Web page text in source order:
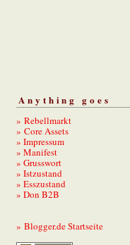
Anything goes
» Rebellmarkt
» Core Assets
» Impressum
» Manifest
» Grusswort
» Istzustand
» Esszustand
» Don B2B
» Blogger.de Startseite